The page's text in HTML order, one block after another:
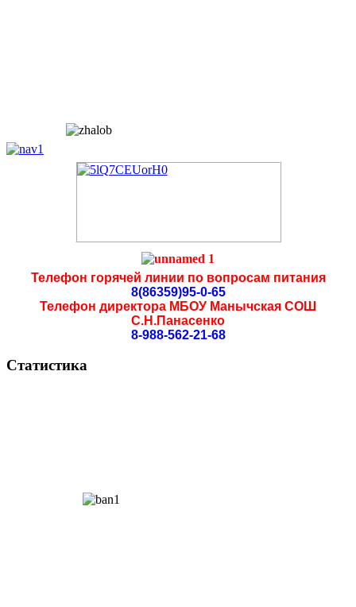
Телефон горячей линии по вопросам питания
8(86359)95-0-65
Телефон директора МБОУ Манычская СОШ
С.Н.Панасенко
8-988-562-21-68
Статистика